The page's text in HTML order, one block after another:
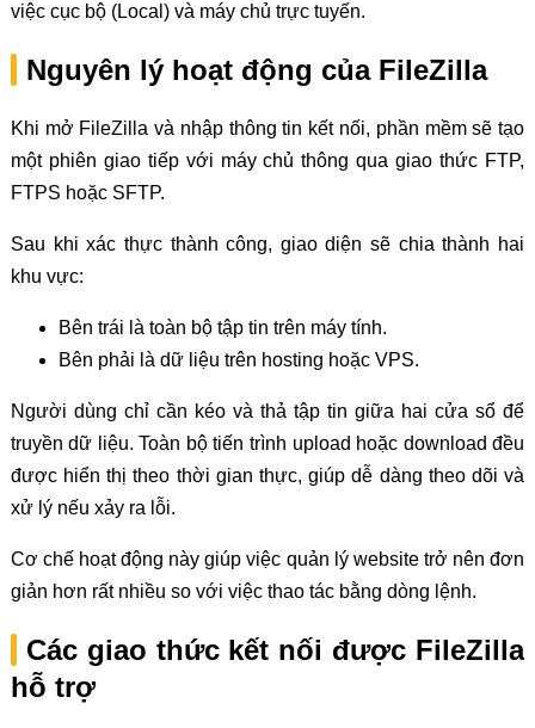
việc cục bộ (Local) và máy chủ trực tuyến.
Nguyên lý hoạt động của FileZilla
Khi mở FileZilla và nhập thông tin kết nối, phần mềm sẽ tạo
một phiên giao tiếp với máy chủ thông qua giao thức FTP,
FTPS hoặc SFTP.
Sau khi xác thực thành công, giao diện sẽ chia thành hai
khu vực:
Bên trái là toàn bộ tập tin trên máy tính.
Bên phải là dữ liệu trên hosting hoặc VPS.
Người dùng chỉ cần kéo và thả tập tin giữa hai cửa sổ để
truyền dữ liệu. Toàn bộ tiến trình upload hoặc download đều
được hiển thị theo thời gian thực, giúp dễ dàng theo dõi và
xử lý nếu xảy ra lỗi.
Cơ chế hoạt động này giúp việc quản lý website trở nên đơn
giản hơn rất nhiều so với việc thao tác bằng dòng lệnh.
Các giao thức kết nối được FileZilla
hỗ trợ